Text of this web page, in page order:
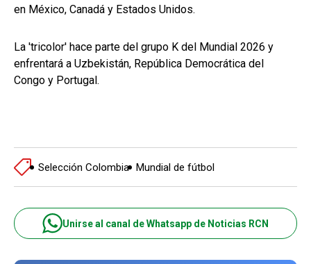
en México, Canadá y Estados Unidos.
La 'tricolor' hace parte del grupo K del Mundial 2026 y
enfrentará a Uzbekistán, República Democrática del
Congo y Portugal.
Selección Colombia Mundial de fútbol
Unirse al canal de Whatsapp de Noticias RCN